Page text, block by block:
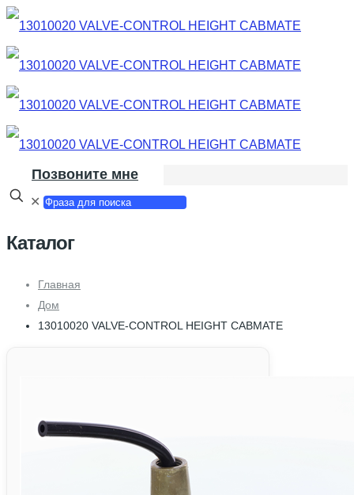
Позвоните мне
✕
Каталог
Главная
Дом
13010020 VALVE-CONTROL HEIGHT CABMATE